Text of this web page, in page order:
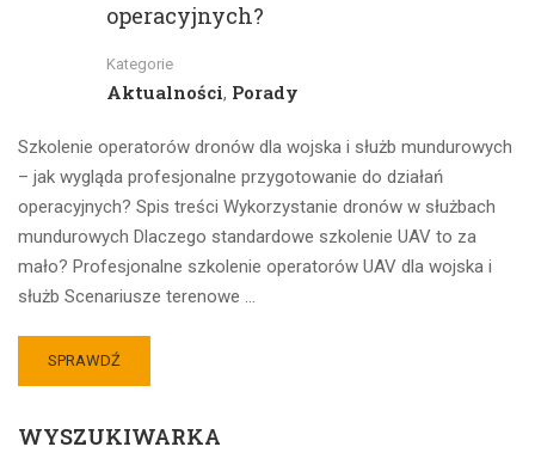
operacyjnych?
Kategorie
Aktualności, Porady
Szkolenie operatorów dronów dla wojska i służb mundurowych
– jak wygląda profesjonalne przygotowanie do działań
operacyjnych? Spis treści Wykorzystanie dronów w służbach
mundurowych Dlaczego standardowe szkolenie UAV to za
mało? Profesjonalne szkolenie operatorów UAV dla wojska i
służb Scenariusze terenowe …
SPRAWDŹ
WYSZUKIWARKA